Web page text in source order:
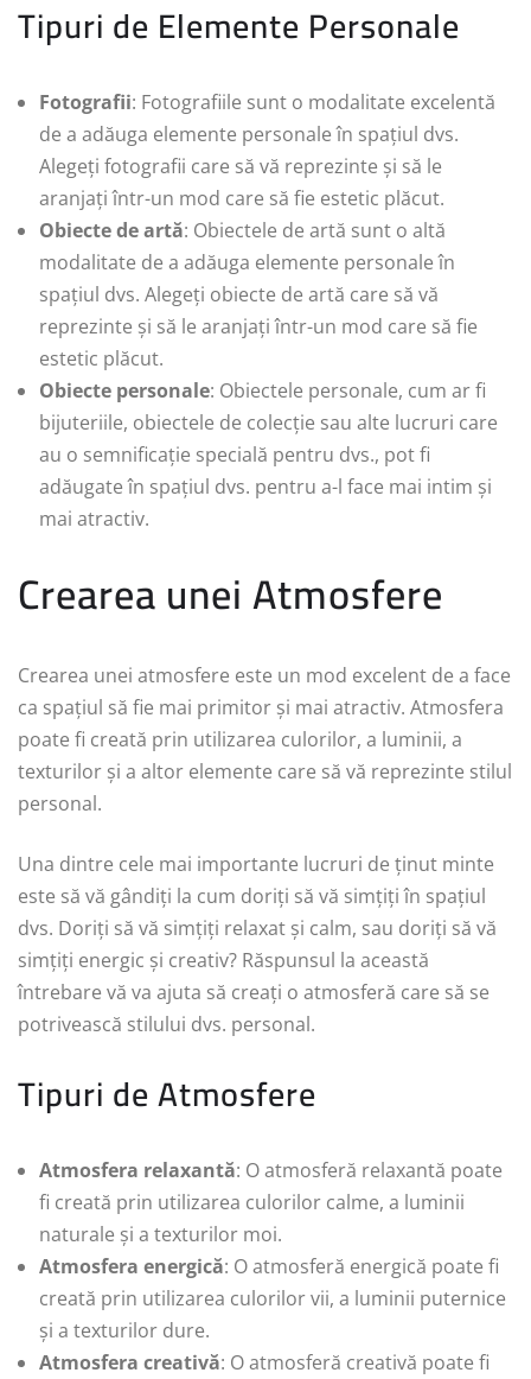
Tipuri de Elemente Personale
Fotografii: Fotografiile sunt o modalitate excelentă
de a adăuga elemente personale în spațiul dvs.
Alegeți fotografii care să vă reprezinte și să le
aranjați într-un mod care să fie estetic plăcut.
Obiecte de artă: Obiectele de artă sunt o altă
modalitate de a adăuga elemente personale în
spațiul dvs. Alegeți obiecte de artă care să vă
reprezinte și să le aranjați într-un mod care să fie
estetic plăcut.
Obiecte personale: Obiectele personale, cum ar fi
bijuteriile, obiectele de colecție sau alte lucruri care
au o semnificație specială pentru dvs., pot fi
adăugate în spațiul dvs. pentru a-l face mai intim și
mai atractiv.
Crearea unei Atmosfere
Crearea unei atmosfere este un mod excelent de a face
ca spațiul să fie mai primitor și mai atractiv. Atmosfera
poate fi creată prin utilizarea culorilor, a luminii, a
texturilor și a altor elemente care să vă reprezinte stilul
personal.
Una dintre cele mai importante lucruri de ținut minte
este să vă gândiți la cum doriți să vă simțiți în spațiul
dvs. Doriți să vă simțiți relaxat și calm, sau doriți să vă
simțiți energic și creativ? Răspunsul la această
întrebare vă va ajuta să creați o atmosferă care să se
potrivească stilului dvs. personal.
Tipuri de Atmosfere
Atmosfera relaxantă: O atmosferă relaxantă poate
fi creată prin utilizarea culorilor calme, a luminii
naturale și a texturilor moi.
Atmosfera energică: O atmosferă energică poate fi
creată prin utilizarea culorilor vii, a luminii puternice
și a texturilor dure.
Atmosfera creativă: O atmosferă creativă poate fi